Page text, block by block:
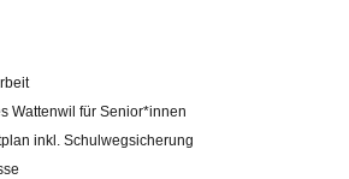
Wattenwil für Senior*innen
inkl. Schulwegsicherung